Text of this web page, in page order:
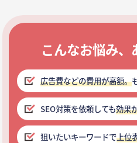
こんなお悩み、
広告費などの費用が高額。
SEO対策を依頼しても効果
狙いたいキーワードで上位